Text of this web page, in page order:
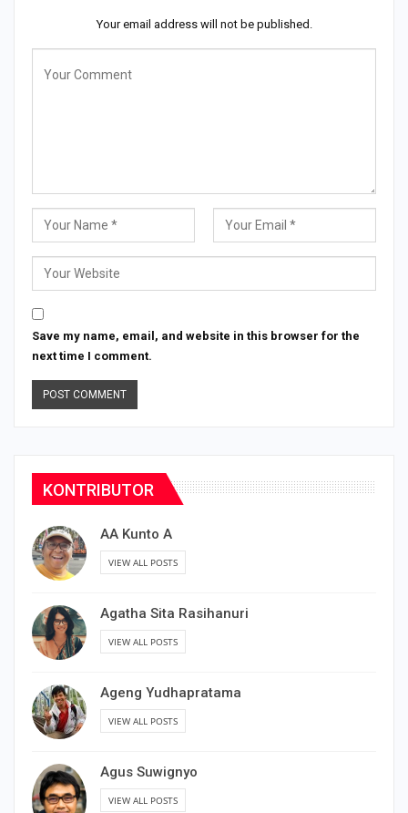
Your email address will not be published.
Save my name, email, and website in this browser for the
next time I comment.
KONTRIBUTOR
AA Kunto A
VIEW ALL POSTS
Agatha Sita Rasihanuri
VIEW ALL POSTS
Ageng Yudhapratama
VIEW ALL POSTS
Agus Suwignyo
VIEW ALL POSTS